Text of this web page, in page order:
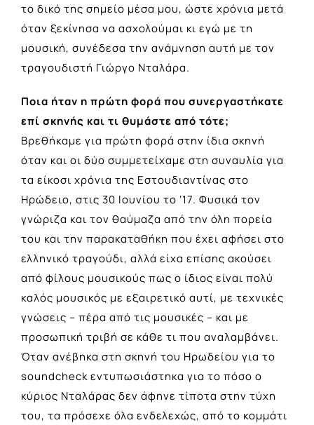
το δικό της σημείο μέσα μου, ώστε χρόνια μετά
όταν ξεκίνησα να ασχολούμαι κι εγώ με τη
μουσική, συνέδεσα την ανάμνηση αυτή με τον
τραγουδιστή Γιώργο Νταλάρα.
Ποια ήταν η πρώτη φορά που συνεργαστήκατε
επί σκηνής και τι θυμάστε από τότε;
Βρεθήκαμε για πρώτη φορά στην ίδια σκηνή
όταν και οι δύο συμμετείχαμε στη συναυλία για
τα είκοσι χρόνια της Εστουδιαντίνας στο
Ηρώδειο, στις 30 Ιουνίου το ‘17. Φυσικά τον
γνώριζα και τον θαύμαζα από την όλη πορεία
του και την παρακαταθήκη που έχει αφήσει στο
ελληνικό τραγούδι, αλλά είχα επίσης ακούσει
από φίλους μουσικούς πως ο ίδιος είναι πολύ
καλός μουσικός με εξαιρετικό αυτί, με τεχνικές
γνώσεις – πέρα από τις μουσικές – και με
προσωπική τριβή σε κάθε τι που αναλαμβάνει.
Όταν ανέβηκα στη σκηνή του Ηρωδείου για το
soundcheck εντυπωσιάστηκα για το πόσο ο
κύριος Νταλάρας δεν άφηνε τίποτα στην τύχη
του, τα πρόσεχε όλα ενδελεχώς, από το κομμάτι